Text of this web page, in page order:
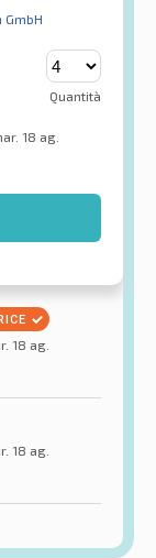
GmbH
Quantità
18 ag.
18 ag.
18 ag.